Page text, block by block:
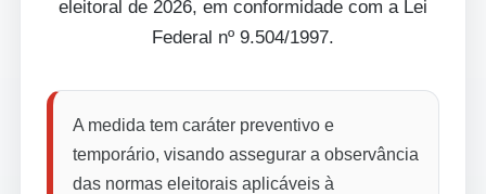
eleitoral de 2026, em conformidade com a Lei
Federal nº 9.504/1997.
A medida tem caráter preventivo e
temporário, visando assegurar a observância
das normas eleitorais aplicáveis à